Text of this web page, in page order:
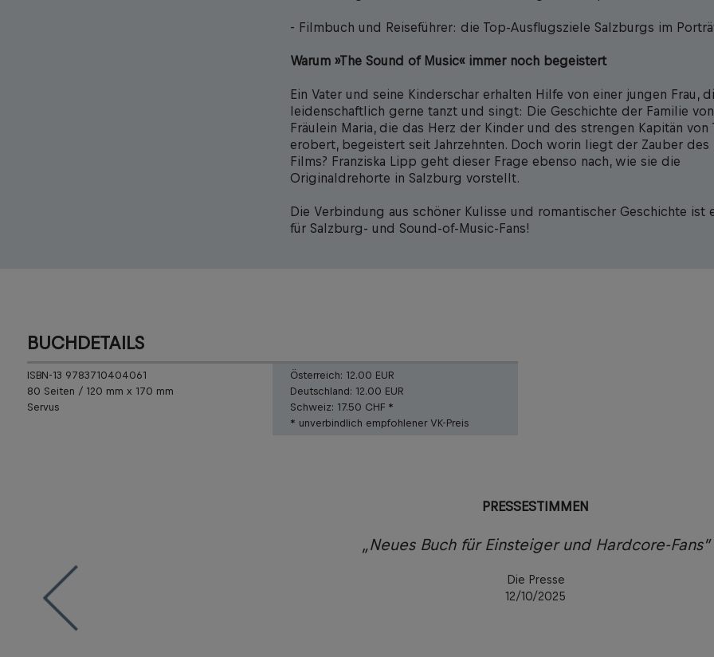
- Filmbuch und Reiseführer: die Top-Ausflugsziele Salzburgs im
Warum »The Sound of Music« immer noch begeistert
Ein Vater und seine Kinderschar erhalten Hilfe von einer jungen Frau,
leidenschaftlich gerne tanzt und singt: Die Geschichte der Familie
Fräulein Maria, die das Herz der Kinder und des strengen Kapitän von
erobert, begeistert seit Jahrzehnten. Doch worin liegt der Zauber des
Films? Franziska Lipp geht dieser Frage ebenso nach, wie sie die
Originaldrehorte in Salzburg vorstellt.
Die Verbindung aus schöner Kulisse und romantischer Geschichte ist
für Salzburg- und Sound-of-Music-Fans!
BUCHDETAILS
ISBN-13 9783710404061
80 Seiten / 120 mm x 170 mm
Servus
Österreich: 12.00 EUR
Deutschland: 12.00 EUR
Schweiz: 17.50 CHF *
* unverbindlich empfohlener VK-Preis
PRESSESTIMMEN
und Filmtouris verstehen
„Neues Buch für Einsteiger und Hardcore-Fans”
Die Presse
12/10/2025